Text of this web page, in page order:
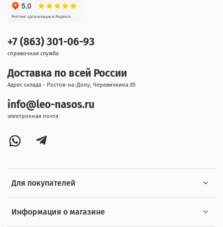
Для покупателей
Информация о магазине
+7 (863) 301-06-93
справочная служба
Доставка по всей России
Адрес склада - Ростов-на-Дону, Черевичкина 85
info@leo-nasos.ru
электронная почта